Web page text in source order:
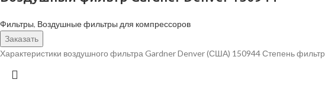
Фильтры, Воздушные фильтры для компрессоров
Заказать
Характеристики воздушного фильтра Gardner Denver (США) 150944 Степень